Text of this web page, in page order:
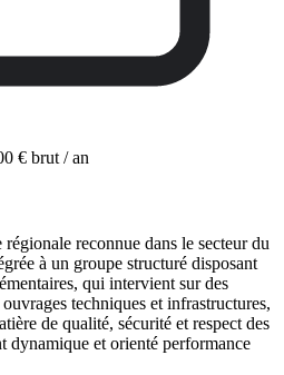
€ brut / an
reconnue dans le secteur du
à un groupe structuré disposant
qui intervient sur des
techniques et infrastructures,
de qualité, sécurité et respect des
dynamique et orienté performance